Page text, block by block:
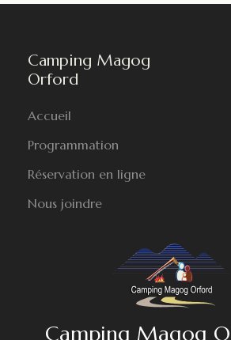
Camping Magog
Orford
Accueil
Programmation
Réservation en ligne
Nous joindre
Camping Magog